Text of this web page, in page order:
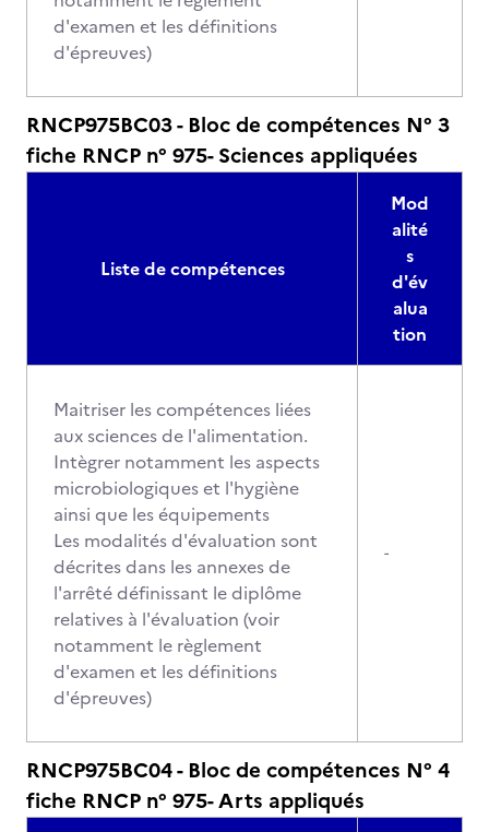
d'examen et les définitions
d'épreuves)
RNCP975BC03 - Bloc de compétences N° 3
fiche RNCP n° 975- Sciences appliquées
Liste de compétences
Mod
alité
s
d'év
alua
tion
Maitriser les compétences liées
aux sciences de l'alimentation.
Intègrer notamment les aspects
microbiologiques et l'hygiène
ainsi que les équipements
Les modalités d'évaluation sont
décrites dans les annexes de
l'arrêté définissant le diplôme
relatives à l'évaluation (voir
notamment le règlement
d'examen et les définitions
d'épreuves)
-
RNCP975BC04 - Bloc de compétences N° 4
fiche RNCP n° 975- Arts appliqués